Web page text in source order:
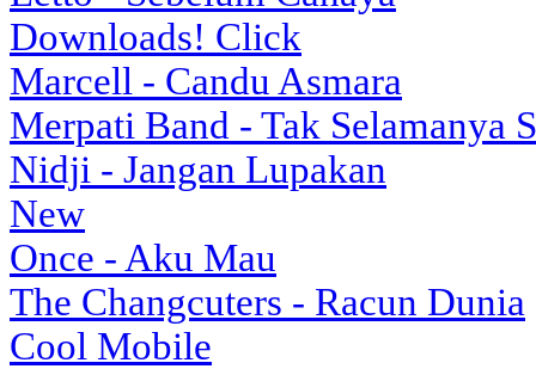
Downloads! Click
Marcell - Candu Asmara
Merpati Band - Tak Selamanya
Nidji - Jangan Lupakan
New
Once - Aku Mau
The Changcuters - Racun Dunia
Cool Mobile